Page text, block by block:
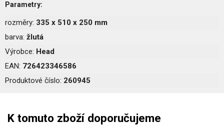
Parametry:
rozměry: 335 x 510 x 250 mm
barva: žlutá
Výrobce: Head
EAN: 726423346586
Produktové číslo: 260945
K tomuto zboží doporučujeme